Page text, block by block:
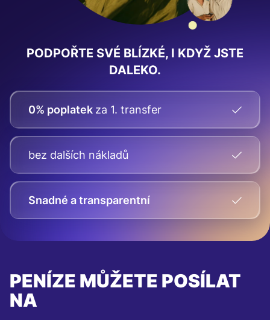
PODPOŘTE SVÉ BLÍZKÉ, I KDYŽ JSTE
DALEKO.
0% poplatek za 1. transfer
bez dalších nákladů
Snadné a transparentní
PENÍZE MŮŽETE POSÍLAT
NA